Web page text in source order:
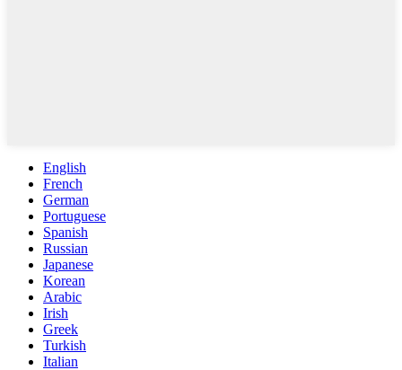
English
French
German
Portuguese
Spanish
Russian
Japanese
Korean
Arabic
Irish
Greek
Turkish
Italian